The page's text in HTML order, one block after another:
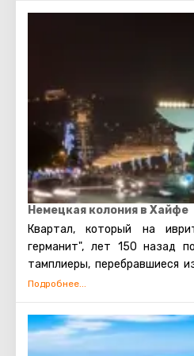
1836 г. открылся на том
поочерёдно оккупировали
войска, но в наше время
возвращено их
собор Стелла Марис
центром для кармелитов
Немецкая колония в Хайфе
Квартал, который на
германит", лет 150 назад
тамплиеры, перебравшиеся
Родные места на полудикий
присутствием и
обетованной они ни больше
ускорить второе